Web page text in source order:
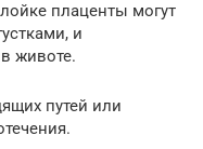
плаценты могут
и
животе.
путей или